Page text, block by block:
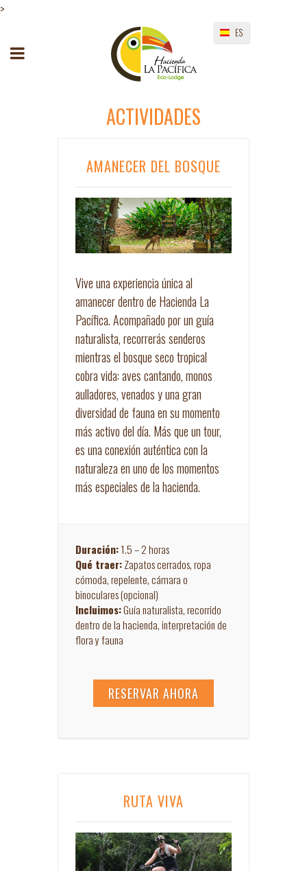
>
ES
ACTIVIDADES
AMANECER DEL BOSQUE
Vive una experiencia única al
amanecer dentro de Hacienda La
Pacífica. Acompañado por un guía
naturalista, recorrerás senderos
mientras el bosque seco tropical
cobra vida: aves cantando, monos
aulladores, venados y una gran
diversidad de fauna en su momento
más activo del día. Más que un tour,
es una conexión auténtica con la
naturaleza en uno de los momentos
más especiales de la hacienda.
Duración:1.5 – 2 horas
Qué traer:Zapatos cerrados, ropa
cómoda, repelente, cámara o
binoculares (opcional)
Incluimos:Guía naturalista, recorrido
dentro de la hacienda, interpretación de
flora y fauna
RESERVAR AHORA
RUTA VIVA